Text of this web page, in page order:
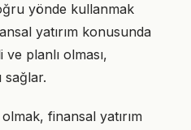
yönde kullanmak
yatırım konusunda
ve planlı olması,
sağlar.
finansal yatırım